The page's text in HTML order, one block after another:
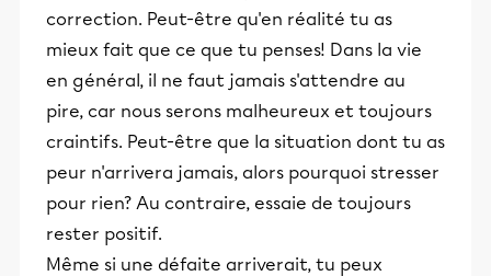
correction. Peut-être qu'en réalité tu as
mieux fait que ce que tu penses! Dans la vie
en général, il ne faut jamais s'attendre au
pire, car nous serons malheureux et toujours
craintifs. Peut-être que la situation dont tu as
peur n'arrivera jamais, alors pourquoi stresser
pour rien? Au contraire, essaie de toujours
rester positif.
Même si une défaite arriverait, tu peux